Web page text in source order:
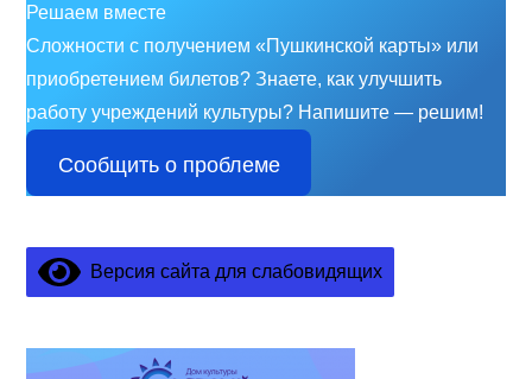
Решаем вместе
Сложности с получением «Пушкинской карты» или
приобретением билетов? Знаете, как улучшить
работу учреждений культуры? Напишите — решим!
Сообщить о проблеме
Версия сайта для слабовидящих